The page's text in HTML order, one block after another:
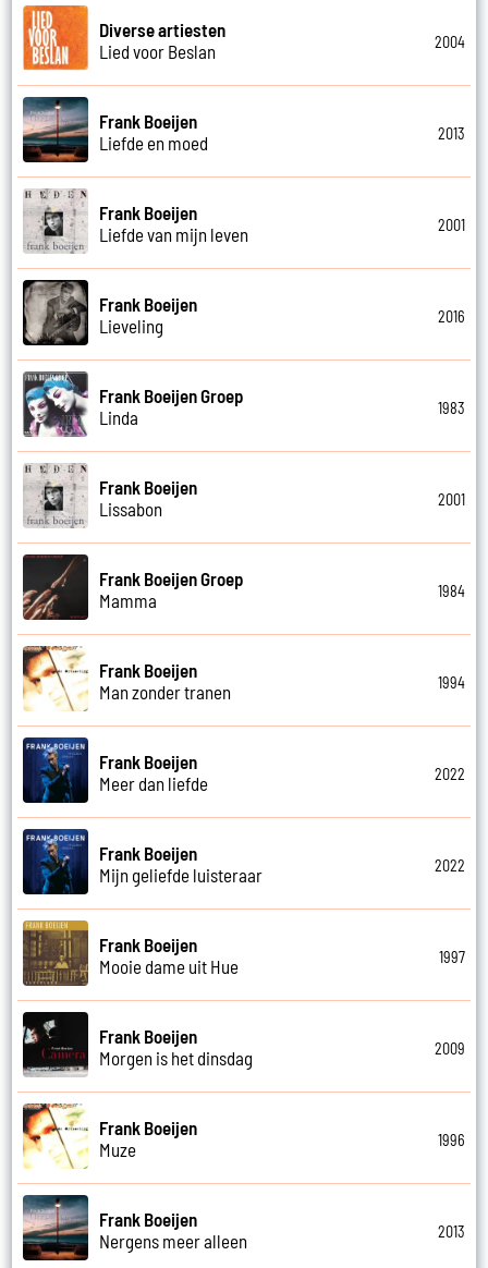
Diverse artiesten
Lied voor Beslan
2004
Frank Boeijen
Liefde en moed
2013
Frank Boeijen
Liefde van mijn leven
2001
Frank Boeijen
Lieveling
2016
Frank Boeijen Groep
Linda
1983
Frank Boeijen
Lissabon
2001
Frank Boeijen Groep
Mamma
1984
Frank Boeijen
Man zonder tranen
1994
Frank Boeijen
Meer dan liefde
2022
Frank Boeijen
Mijn geliefde luisteraar
2022
Frank Boeijen
Mooie dame uit Hue
1997
Frank Boeijen
Morgen is het dinsdag
2009
Frank Boeijen
Muze
1996
Frank Boeijen
Nergens meer alleen
2013